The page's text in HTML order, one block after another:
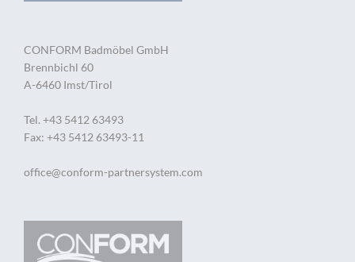
CONFORM Badmöbel GmbH
Brennbichl 60
A-6460 Imst/Tirol
Tel. +43 5412 63493
Fax: +43 5412 63493-11
office@conform-partnersystem.com